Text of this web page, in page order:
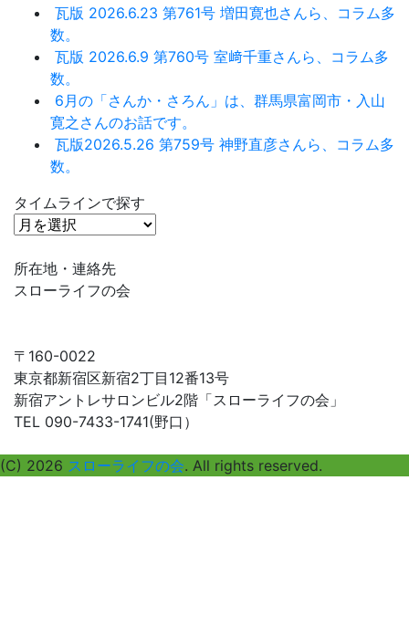
瓦版 2026.6.23 第761号 増田寛也さんら、コラム多
数。
瓦版 2026.6.9 第760号 室﨑千重さんら、コラム多
数。
6月の「さんか・さろん」は、群馬県富岡市・入山
寛之さんのお話です。
瓦版2026.5.26 第759号 神野直彦さんら、コラム多
数。
タイムラインで探す
タ
ム
ラ
で
探
す
所在地・連絡先
スローライフの会
〒160-0022
東京都新宿区新宿2丁目12番13号
新宿アントレサロンビル2階「スローライフの会」
TEL 090-7433-1741(野口）
(C) 2026 スローライフの会. All rights reserved.